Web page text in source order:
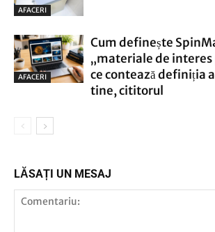
AFACERI
AFACERI
Cum definește
„materiale de interes
ce contează definiția
tine, cititorul
LĂSAȚI UN MESAJ